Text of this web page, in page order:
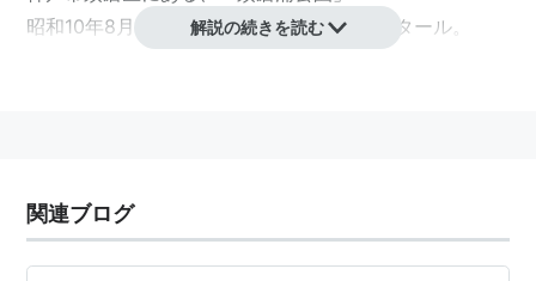
昭和10年8月に開設され、面積は103.8ヘクタール。
神戸市 須磨区
（山陽電鉄・山陽電車）・須磨浦ロープウェイの駅。→
解説の続きを読む
関連ブログ